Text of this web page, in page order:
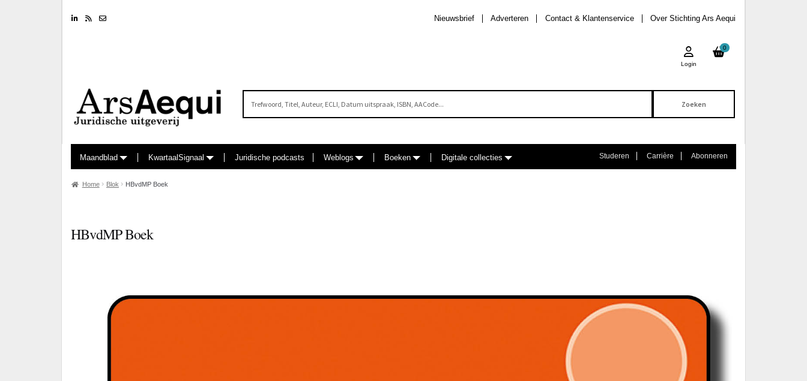
LinkedinRSS feed Over Stichting Ars Aequi
Contact & Klantenservice
Adverteren
Nieuwsbrief
0
Login
Maandblad KwartaalSignaal Juridische podcasts Weblogs Boeken Digitale collecties Studeren Carrière Abonneren
Home Blok HBvdMP Boek
HBvdMP Boek